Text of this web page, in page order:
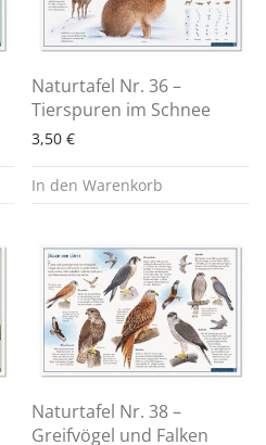
Naturtafel Nr. 36 –
Tierspuren im Schnee
3,50 €
In den Warenkorb
Naturtafel Nr. 38 –
Greifvögel und Falken